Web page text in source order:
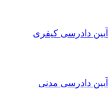
آیین دادرسی کیفری
آیین دادرسی مدنی